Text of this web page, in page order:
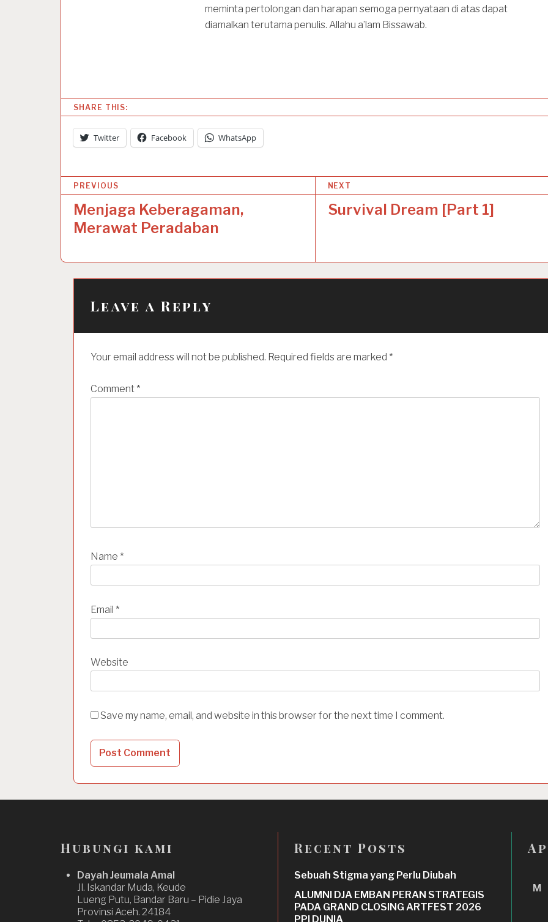
meminta pertolongan dan harapan semoga pernyataan di atas dapat
diamalkan terutama penulis. Allahu a’lam Bissawab.
SHARE THIS:
Twitter Facebook WhatsApp
o
n
PREVIOUS
Menjaga Keberagaman,
Merawat Peradaban
NEXT
Survival Dream [Part 1]
Leave a Reply
Your email address will not be published. Required fields are marked *
Comment *
Name *
Email *
Website
Save my name, email, and website in this browser for the next time I comment.
Hubungi kami
Dayah Jeumala Amal
Jl. Iskandar Muda, Keude
Lueng Putu, Bandar Baru – Pidie Jaya
Provinsi Aceh. 24184
Recent Posts
Sebuah Stigma yang Perlu Diubah
ALUMNI DJA EMBAN PERAN STRATEGIS
PADA GRAND CLOSING ARTFEST 2026
PPI DUNIA
M